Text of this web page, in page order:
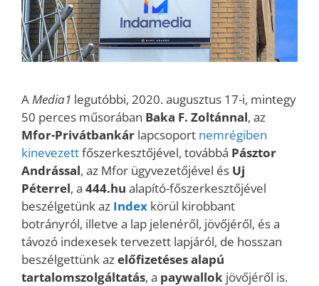
AMedia1 legutóbbi, 2020. augusztus 17-i, mintegy
50 perces műsorában Baka F. Zoltánnal, az
Mfor-Privátbankár lapcsoport nemrégiben
kinevezettfőszerkesztőjével, továbbá Pásztor
Andrással, az Mfor ügyvezetőjével és Uj
Péterrel, a 444.hu alapító-főszerkesztőjével
beszélgetünk az Index körül kirobbant
botrányról, illetve a lap jelenéről, jövőjéről, és a
távozó indexesek tervezett lapjáról, de hosszan
beszélgettünk azelőfizetéses alapú
tartalomszolgáltatás, a paywallok jövőjéről is.